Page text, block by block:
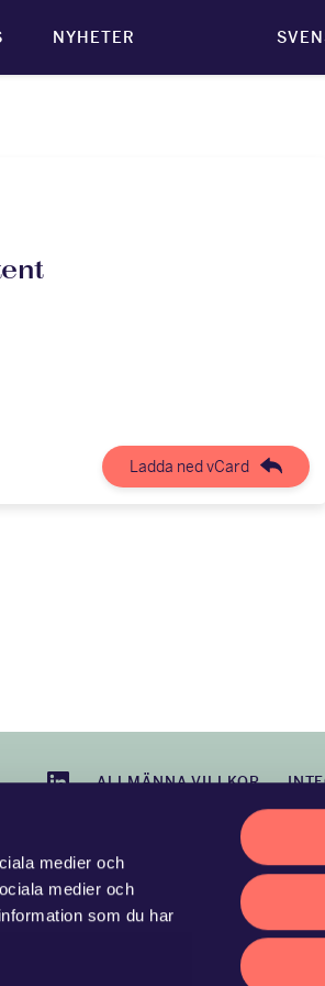
medier och
medier och
som du har
NYHETER
Ladda ned vCard
ALLMÄNNA VILLKOR